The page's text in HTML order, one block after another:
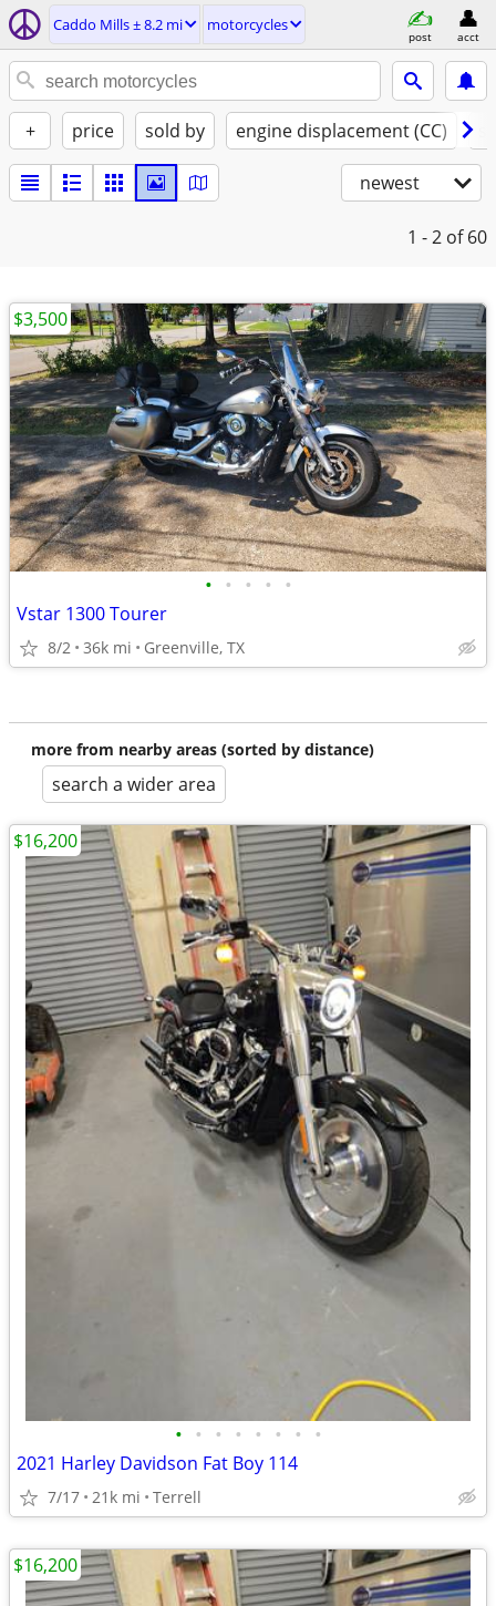
Caddo Mills ± 8.2 mi motorcycles
post acct
+ price sold by engine displacement (CC)
newest
1 - 2 of 60
• • • • •
Vstar 1300 Tourer
8/2 36k mi Greenville, TX
$3,500
more from nearby areas (sorted by distance)
search a wider area
• • • • • • • •
2021 Harley Davidson Fat Boy 114
7/17 21k mi Terrell
$16,200
$16,200